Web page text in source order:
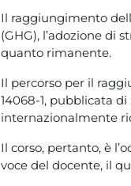
Il raggiungimento
(GHG), l’adozione di
quanto rimanente.
Il percorso per il
14068-1, pubblicata
internazionalmente
Il corso, pertanto, è
voce del docente, il